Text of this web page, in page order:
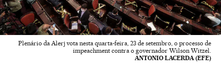
Plenário da Alerj vota nesta quarta-feira, 23 de setembro, o processo de
impeachment contra o governador Wilson Witzel.
ANTONIO LACERDA (EFE)